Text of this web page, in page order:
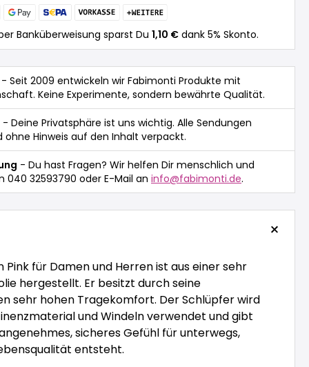
Banküberweisung sparst Du 1,10 € dank 5% Skonto.
Seit 2009 entwickeln wir Fabimonti Produkte mit
Keine Experimente, sondern bewährte Qualität.
- Deine Privatsphäre ist uns wichtig. Alle Sendungen
Hinweis auf den Inhalt verpackt.
- Du hast Fragen? Wir helfen Dir menschlich und
32593790 oder E-Mail an info@fabimonti.de.
Pink für Damen und Herren ist aus einer sehr
hergestellt. Er besitzt durch seine
sehr hohen Tragekomfort. Der Schlüpfer wird
und Windeln verwendet und gibt
sicheres Gefühl für unterwegs,
entsteht.